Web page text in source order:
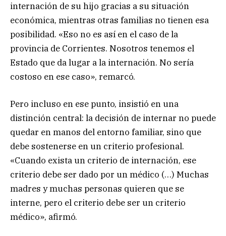
internación de su hijo gracias a su situación
económica, mientras otras familias no tienen esa
posibilidad. «Eso no es así en el caso de la
provincia de Corrientes. Nosotros tenemos el
Estado que da lugar a la internación. No sería
costoso en ese caso», remarcó.
Pero incluso en ese punto, insistió en una
distinción central: la decisión de internar no puede
quedar en manos del entorno familiar, sino que
debe sostenerse en un criterio profesional.
«Cuando exista un criterio de internación, ese
criterio debe ser dado por un médico (…) Muchas
madres y muchas personas quieren que se
interne, pero el criterio debe ser un criterio
médico», afirmó.